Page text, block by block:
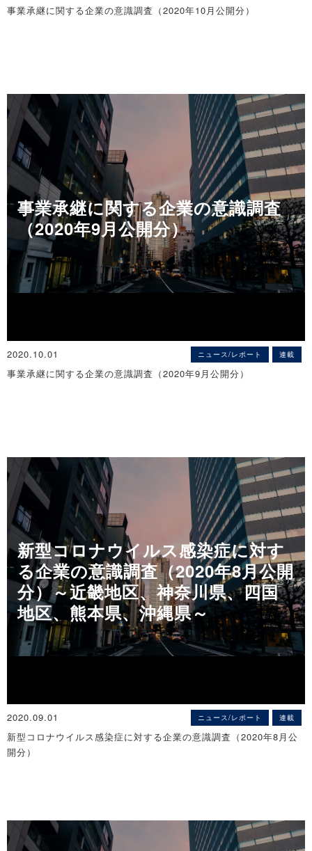
※詳細はこちら
情報提供元（出所）：株式会社帝国データバンク
向～
～ 80代以上の不在率、3割超に上昇 ～
※詳細は
こちら
◇佐賀県「後継者問題に関する実態調査」（2020年12月公開分）
佐賀県企業の後継者不在率は53.7％
～ 後継者不在率は5年連続で上昇 ～
※詳細はこちら
◇埼玉県「後継者問題に関する実態調査」（2020年12月公開分）
後継者不在率66.0％、2017年以降4年連続低下
～ 2020年の事業承継、「同族承継」が4割超を占めるも低下傾向に
～
※詳細は こちら
※詳細はこちら
◇島根県「後継者問題に関する実態調査」（2020年12月公開分）
◇鳥取県「後継者問題に関する実態調査」（2020年12月公開分）
後継者不在率77.9％、全国で2番目に高く
～ 社長年齢が60歳以上でも約6割を占める ～
※詳細はこちら
◇岡山県「後継者問題に関する実態調査」（2020年12月公開分）
後継者不在率64.1％、全国平均を下回る
～ 社長年齢が60歳以上の企業では4割を占める ～
※詳細はこちら
◇中国地方「後継者問題に関する実態調査」（2020年12月公開分）
後継者不在率70.8％、全国9エリアで2番目に高く
～ 都道府県別、鳥取が2位、山口が3位、島根が4位、広島が8位に
～
◇広島県「後継者問題に関する実態調査」（2020年12月公開分）
後継者不在率71.3％、じわり改善続く
～都道府県別の順位、初回の2位から8位に低下～
～社長年齢が60歳以上の企業でも半数近くを占める～
～ 事業承継は「同族承継」による引き継ぎがトップ ～
※詳細は
事業承継に関する企業の意識調査（2020年10月公開分）
事業承継、企業の約7割が「経営上の問題」と認識
～約4割は事業承継の手法にM&Aの可能性ありと認識～
※詳細は こちら
◇新潟県「事業承継に関する企業の意識調査」（2020年10月公開
企業の68.4％が事業承継を経営上の問題と認識
～ 新型コロナを機に事業承継への関心が高まった企業は8.4％に ～
※詳細はこちら
◇長野県「事業承継に関する企業の意識調査」（2020年10月公開
分）
7割以上の企業が事業承継を経営上の問題と認識
◇茨城県「事業承継に関する企業の意識調査」（2020年10月公開
分）
県内企業の70.4％が事業承継を「経営上の問題」と認識
◇千葉県「事業承継に関する企業の意識調査」（2020年10月公開
分）
企業の66.6％が事業承継を経営上の問題と認識
～ 新型コロナを機に事業承継への関心が高まった企業は7.9％ ～
※詳細は
◇九州地区「事業承継に関する企業の意識調査」（2020年10月公開
分）
事業承継を経営上の問題と認識している企業は68.2％
～ 新型コロナを契機に事業承継に対する関心が高くなった企業は
11.4％ ～
※詳細はこちら
◇栃木県「事業承継に関する企業の意識調査」（2020年10月公開
※詳細はこちら
情報提供元（出所）：株式会社帝国データバンク
事業承継に関する企業の意識調査
（2020年9月公開分）
2020.10.01 ニュース/レポート 連載
事業承継に関する企業の意識調査（2020年9月公開分）
～ 新型コロナを機に事業承継への関心が高まった企業は8.9％に ～
※詳細は
情報提供元（出所）：株式会社帝国データバンク
新型コロナウイルス感染症に対す
る企業の意識調査（2020年8月公開
分）～近畿地区、神奈川県、四国
地区、熊本県、沖縄県～
2020.09.01 ニュース/レポート 連載
新型コロナウイルス感染症に対する企業の意識調査（2020年8月公
開分）
（2020年7月）
企業の85.4％が「業績にマイナス」も、3カ月連続で減少